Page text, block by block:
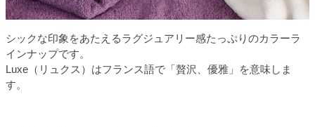
シックな印象をあたえるラグジュアリー感たっぷりのカラーラ
インナップです。
Luxe（リュクス）はフランス語で「贅沢、優雅」を意味しま
す。